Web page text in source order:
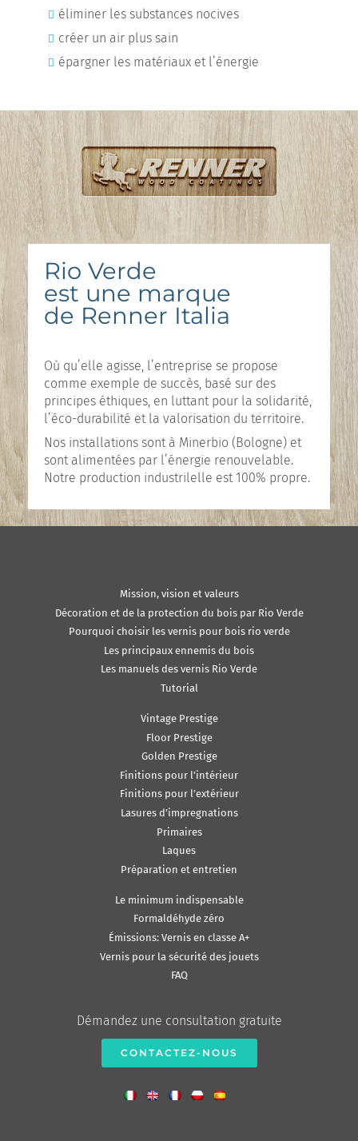
éliminer les substances nocives
créer un air plus sain
épargner les matériaux et l’énergie
Rio Verde
est une marque
de Renner Italia
Où qu’elle agisse, l’entreprise se propose
comme exemple de succès, basé sur des
principes éthiques, en luttant pour la solidarité,
l’éco-durabilité et la valorisation du territoire.
Nos installations sont à Minerbio (Bologne) et
sont alimentées par l’énergie renouvelable.
Notre production industrilelle est 100% propre.
Mission, vision et valeurs
Décoration et de la protection du bois par Rio Verde
Pourquoi choisir les vernis pour bois rio verde
Les principaux ennemis du bois
Les manuels des vernis Rio Verde
Tutorial
Vintage Prestige
Floor Prestige
Golden Prestige
Finitions pour l’intérieur
Finitions pour l’extérieur
Lasures d’impregnations
Primaires
Laques
Préparation et entretien
Le minimum indispensable
Formaldéhyde zéro
Émissions: Vernis en classe A+
Vernis pour la sécurité des jouets
FAQ
Démandez une consultation gratuite
CONTACTEZ-NOUS